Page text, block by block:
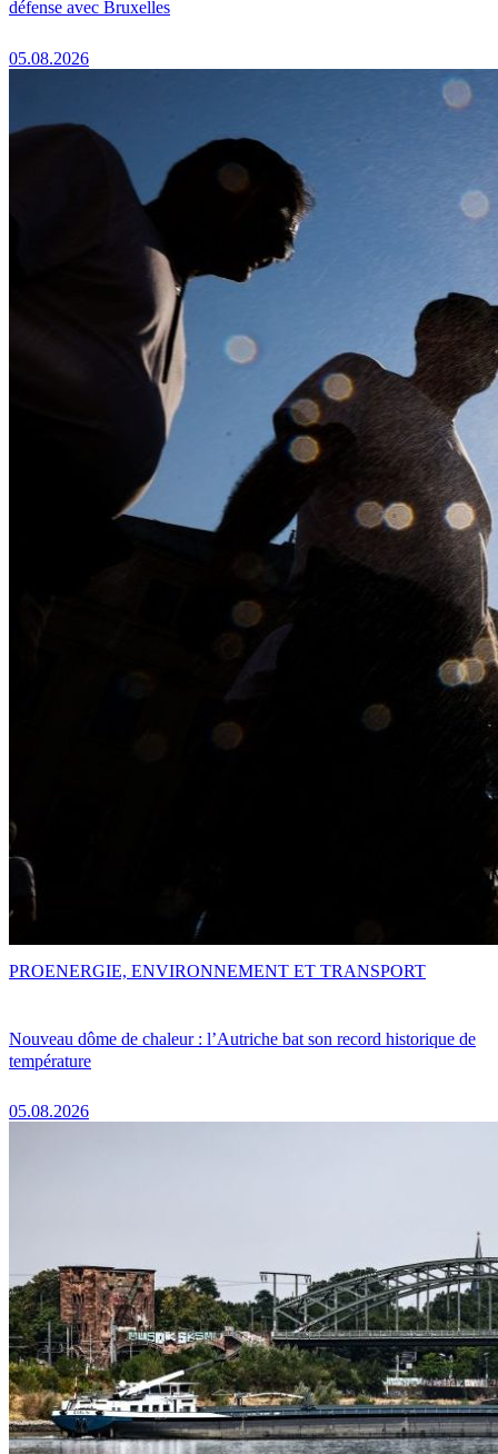
défense avec Bruxelles
05.08.2026
Nouveau dôme de chaleur : l’Autriche bat son record historique de
température
05.08.2026
PROENERGIE, ENVIRONNEMENT ET TRANSPORT